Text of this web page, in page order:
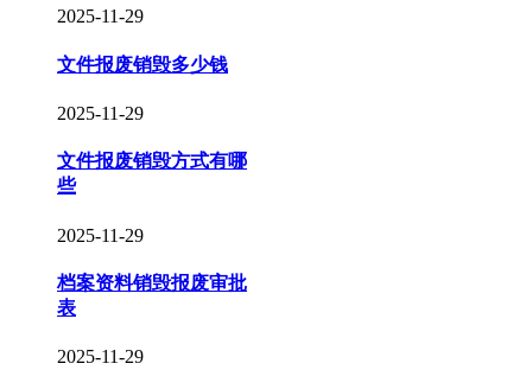
2025-11-29
文件报废销毁多少钱
2025-11-29
文件报废销毁方式有哪
些
2025-11-29
档案资料销毁报废审批
表
2025-11-29